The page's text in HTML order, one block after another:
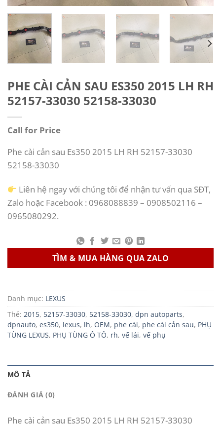
PHE CÀI CẢN SAU ES350 2015 LH RH
52157-33030 52158-33030
Call for Price
Phe cài cản sau Es350 2015 LH RH 52157-33030
52158-33030
Liên hệ ngay với chúng tôi để nhận tư vấn qua SĐT,
Zalo hoặc Facebook : 0968088839 – 0908502116 –
0965080292.
TÌM & MUA HÀNG QUA ZALO
Danh mục: LEXUS
Thẻ: 2015, 52157-33030, 52158-33030, dpn autoparts,
dpnauto, es350, lexus, lh, OEM, phe cài, phe cài cản sau, PHỤ
TÙNG LEXUS, PHỤ TÙNG Ô TÔ, rh, vế lái, vế phụ
MÔ TẢ
ĐÁNH GIÁ (0)
Phe cài cản sau Es350 2015 LH RH 52157-33030